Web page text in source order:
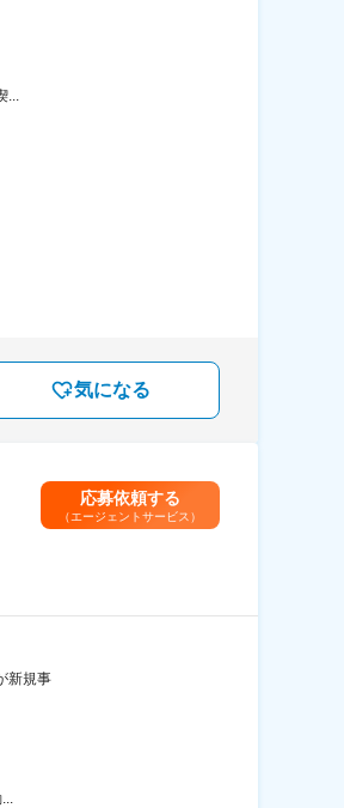
...
気になる
応募依頼する
（エージェントサービス）
新規事